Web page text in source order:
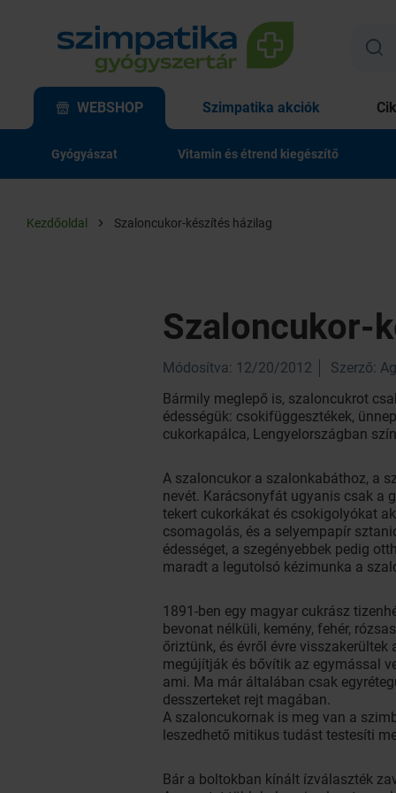
WEBSHOP Szimpatika akciók
Gyógyászat Vitamin és étrend kiegészítő
Kezdőoldal Szaloncukor-készítés házilag
Szaloncukor-
Módosítva: 12/20/2012 Szerző:
Bármily meglepő is, szaloncukrot
édességük: csokifüggesztékek,
cukorkapálca, Lengyelországban
A szaloncukor a szalonkabáthoz, a
nevét. Karácsonyfát ugyanis csak a
tekert cukorkákat és csokigolyókat
csomagolás, és a selyempapír
édességet, a szegényebbek pedig
maradt a legutolsó kézimunka a
1891-ben egy magyar cukrász
bevonat nélküli, kemény, fehér,
őriztünk, és évről évre
megújítják és bővítik az egymással
ami. Ma már általában csak
desszerteket rejt magában.
A szaloncukornak is meg van a
leszedhető mitikus tudást testesíti
Bár a boltokban kínált ízválaszték